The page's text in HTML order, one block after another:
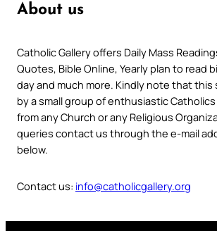
About us
Catholic Gallery offers Daily Mass
Quotes, Bible Online, Yearly plan to read
day and much more. Kindly note that this
by a small group of enthusiastic
from any Church or any Religious
queries contact us through the e-mail
below.
Contact us: info@catholicgallery.org